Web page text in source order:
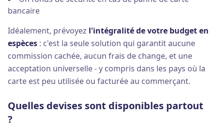
bancaire
Idéalement, prévoyez l'intégralité de votre budget en
espèces : c'est la seule solution qui garantit aucune
commission cachée, aucun frais de change, et une
acceptation universelle - y compris dans les pays où la
carte est peu utilisée ou facturée au commerçant.
Quelles devises sont disponibles partout
?